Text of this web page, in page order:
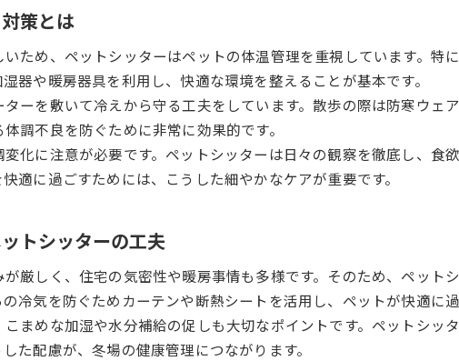
冬の乾燥や寒暖差から守るペットケアの秘訣
ペットシッターが実践する冬の乾燥対策術
寒暖差から守るペットシッターのケア方法
ペットシッターに相談できる保湿と温度管理
冬の健康管理に役立つペットシッターの知恵
名古屋で安心して頼めるペットシッターの選び方
名古屋で信頼できるペットシッターの見極め方
ペットシッターと相性を確かめる方法と注意点
ペットシッターの口コミや評判を活用するコツ
策とは
ため、ペットシッターはペットの体温管理を重視しています。特
器や暖房器具を利用し、快適な環境を整えることが基本です。
ーを敷いて冷えから守る工夫をしています。散歩の際は防寒ウェ
調不良を防ぐために非常に効果的です。
化に注意が必要です。ペットシッターは日々の観察を徹底し、食
適に過ごすためには、こうした細やかなケアが重要です。
トシッターの工夫
厳しく、住宅の気密性や暖房事情も多様です。そのため、ペット
冷気を防ぐためカーテンや断熱シートを活用し、ペットが快適に
まめな加湿や水分補給の促しも大切なポイントです。ペットシッ
た配慮が、冬場の健康管理につながります。